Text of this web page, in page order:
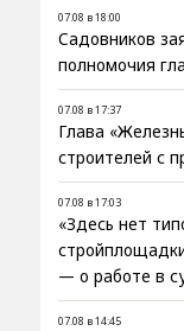
07.08 в 18:00
Садовников
полномочия
07.08 в 17:37
Глава
строителей с
07.08 в 17:03
«Здесь нет
— о работе в
07.08 в 14:45